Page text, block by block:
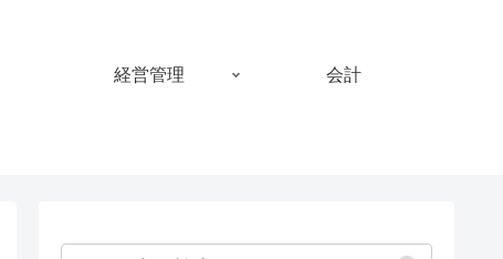
経営管理 会計